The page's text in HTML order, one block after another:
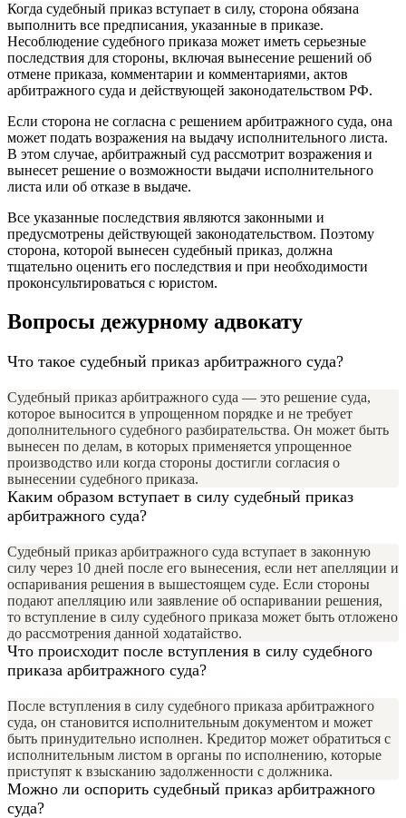
Когда судебный приказ вступает в силу, сторона обязана
выполнить все предписания, указанные в приказе.
Несоблюдение судебного приказа может иметь серьезные
последствия для стороны, включая вынесение решений об
отмене приказа, комментарии и комментариями, актов
арбитражного суда и действующей законодательством РФ.
Если сторона не согласна с решением арбитражного суда, она
может подать возражения на выдачу исполнительного листа.
В этом случае, арбитражный суд рассмотрит возражения и
вынесет решение о возможности выдачи исполнительного
листа или об отказе в выдаче.
Все указанные последствия являются законными и
предусмотрены действующей законодательством. Поэтому
сторона, которой вынесен судебный приказ, должна
тщательно оценить его последствия и при необходимости
проконсультироваться с юристом.
Вопросы дежурному адвокату
Что такое судебный приказ арбитражного суда?
Судебный приказ арбитражного суда — это решение суда,
которое выносится в упрощенном порядке и не требует
дополнительного судебного разбирательства. Он может быть
вынесен по делам, в которых применяется упрощенное
производство или когда стороны достигли согласия о
вынесении судебного приказа.
Каким образом вступает в силу судебный приказ
арбитражного суда?
Судебный приказ арбитражного суда вступает в законную
силу через 10 дней после его вынесения, если нет апелляции и
оспаривания решения в вышестоящем суде. Если стороны
подают апелляцию или заявление об оспаривании решения,
то вступление в силу судебного приказа может быть отложено
до рассмотрения данной ходатайство.
Что происходит после вступления в силу судебного
приказа арбитражного суда?
После вступления в силу судебного приказа арбитражного
суда, он становится исполнительным документом и может
быть принудительно исполнен. Кредитор может обратиться с
исполнительным листом в органы по исполнению, которые
приступят к взысканию задолженности с должника.
Можно ли оспорить судебный приказ арбитражного
суда?